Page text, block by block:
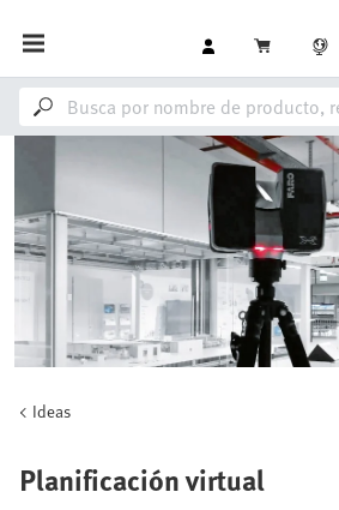
Ideas
Planificación virtual